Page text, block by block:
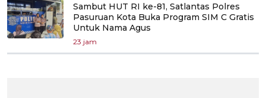
Sambut HUT RI ke-81, Satlantas Polres
Pasuruan Kota Buka Program SIM C Gratis
Untuk Nama Agus
23 jam